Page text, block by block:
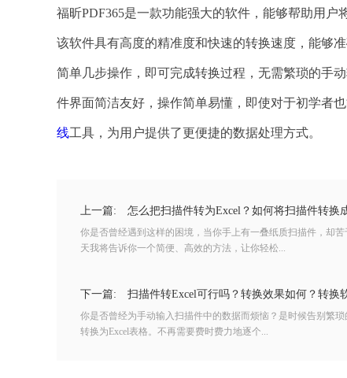
福昕PDF365是一款功能强大的软件，能够帮助用
该软件具有高度的精准度和快速的转换速度，能够
简单几步操作，即可完成转换过程，无需繁琐的手
件界面简洁友好，操作简单易懂，即使对于初学者
线工具，为用户提供了更便捷的数据处理方式。
上一篇: 怎么把扫描件转为Excel？如何将扫描件转换
你是否曾经遇到这样的困境，当你手上有一叠纸质扫描件，却
天我将告诉你一个简便、高效的方法，让你轻松...
下一篇: 扫描件转Excel可行吗？转换效果如何？转换
你是否曾经为手动输入扫描件中的数据而烦恼？是时候告别繁
转换为Excel表格。不再需要费时费力地逐个...